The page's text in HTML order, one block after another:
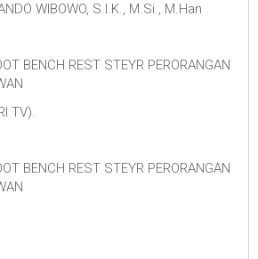
WIBOWO, S.I.K., M.Si., M.Han
BENCH REST STEYR PERORANGAN
TV).
BENCH REST STEYR PERORANGAN